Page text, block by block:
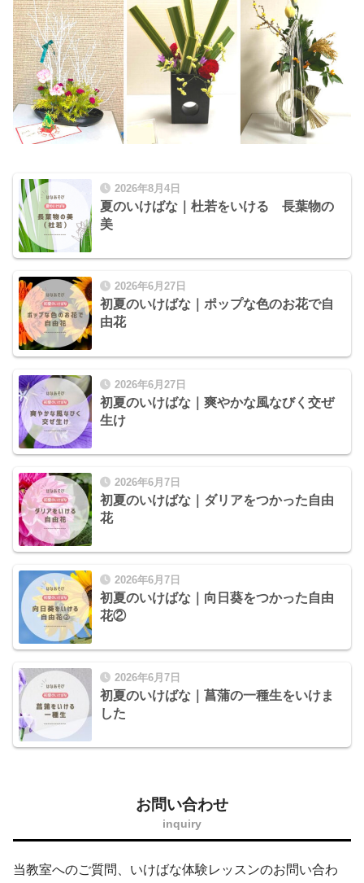
2026年8月4日
夏のいけばな｜杜若をいける 長葉物の
美
2026年6月27日
初夏のいけばな｜ポップな色のお花で自
由花
2026年6月27日
初夏のいけばな｜爽やかな風なびく交ぜ
生け
2026年6月7日
初夏のいけばな｜ダリアをつかった自由
花
2026年6月7日
初夏のいけばな｜向日葵をつかった自由
花②
2026年6月7日
初夏のいけばな｜菖蒲の一種生をいけま
した
お問い合わせ
inquiry
当教室へのご質問、いけばな体験レッスンのお問い合わ